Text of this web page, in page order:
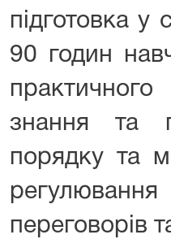
підготовка у
90 годин
знання та
порядку та
переговорів